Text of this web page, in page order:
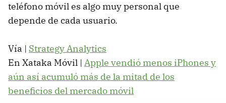
teléfono móvil es algo muy personal que
depende de cada usuario.
Vía | Strategy Analytics
En Xataka Móvil | Apple vendió menos iPhones y
aún así acumuló más de la mitad de los
beneficios del mercado móvil